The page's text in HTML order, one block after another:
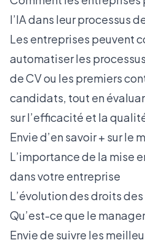
l’IA dans leur processus
Les entreprises peuvent
automatiser les
de CV ou les premiers
candidats, tout en
sur l’efficacité et la
Envie d’en savoir + sur le
L’importance de la mise
dans votre entreprise
L’évolution des droits
Qu’est-ce que le
Envie de suivre les